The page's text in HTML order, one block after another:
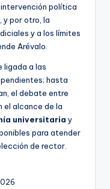
política
y por otro, la
y a los límites
Arévalo.
ligada a las
hasta
el debate entre
el alcance de la
universitaria y
para atender
de rector.